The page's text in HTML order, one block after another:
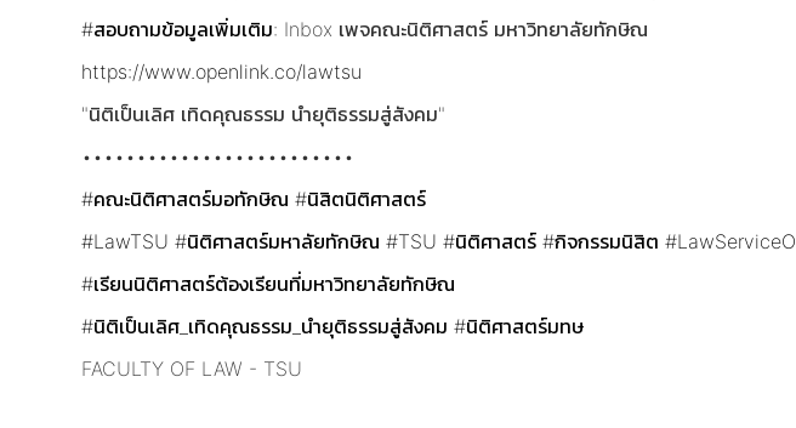
#สอบถามข้อมูลเพิ่มเติม: Inbox เพจคณะนิติศาสตร์ มหาวิทยาลัยทักษิณ
https://www.openlink.co/lawtsu
"นิติเป็นเลิศ เทิดคุณธรรม นำยุติธรรมสู่สังคม"
•••••••••••••••••••••••••
#คณะนิติศาสตร์มอทักษิณ #นิสิตนิติศาสตร์
#LawTSU #นิติศาสตร์มหาลัยทักษิณ #TSU #นิติศาสตร์ #กิจกรรมนิสิต
#เรียนนิติศาสตร์ต้องเรียนที่มหาวิทยาลัยทักษิณ
#นิติเป็นเลิศ_เทิดคุณธรรม_นำยุติธรรมสู่สังคม #นิติศาสตร์มทษ
FACULTY OF LAW - TSU